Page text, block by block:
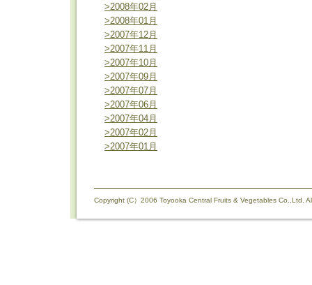
>2008年02月
>2008年01月
>2007年12月
>2007年11月
>2007年10月
>2007年09月
>2007年07月
>2007年06月
>2007年04月
>2007年02月
>2007年01月
Copyright (C）2006 Toyooka Central Fruits & Vegetables Co.,Ltd.